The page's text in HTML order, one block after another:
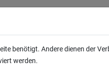
von Abfall in allen
schwere Güter, wie
Sie die passende Mulde.
benötigt. Andere dienen der
werden.